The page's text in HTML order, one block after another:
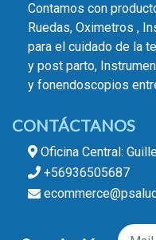
Contamos con
Ruedas, Oximetros ,
para el cuidado de la
y post parto,
y fonendoscopios
CONTÁCTANOS
Oficina Central:
+56936505687